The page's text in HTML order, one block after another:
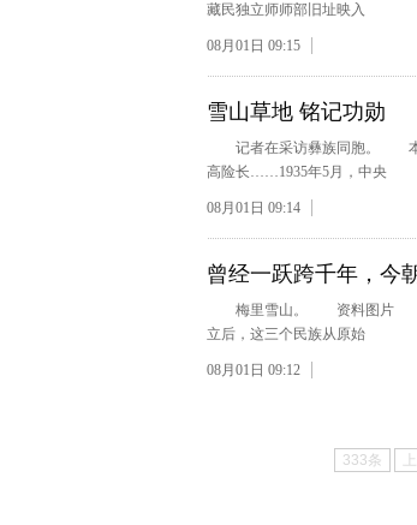
藏民独立师师部旧址映入
08月01日 09:15
雪山草地 铭记功勋
记者在采访彝族同胞。 本报
高险长……1935年5月，中央
08月01日 09:14
曾经一跃跨千年，今
梅里雪山。 资料图片 2019
立后，这三个民族从原始
08月01日 09:12
333条